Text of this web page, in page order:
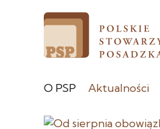
O PSP Aktualności